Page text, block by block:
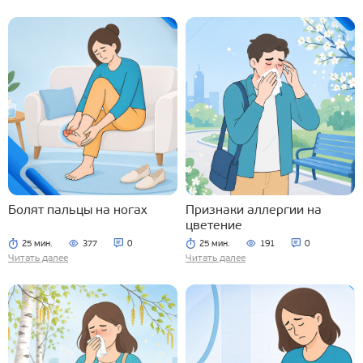
Болят пальцы на ногах
25 мин. 377 0
Читать далее
Признаки аллергии на
цветение
25 мин. 191 0
Читать далее